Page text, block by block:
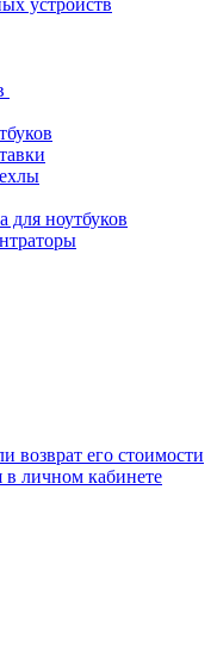
устройств
для ноутбуков
возврат его стоимости
в личном кабинете